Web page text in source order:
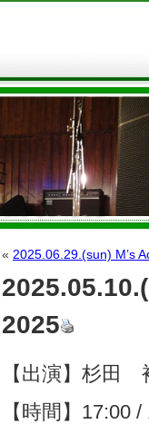
« 2025.06.29.(sun) M’s
2025
【出演】杉田
【時間】17:00